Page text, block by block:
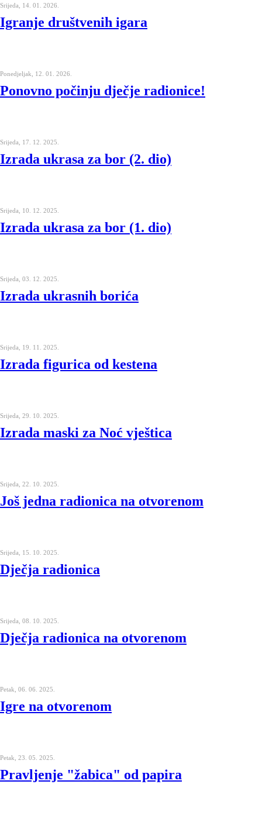
Srijeda, 14. 01. 2026.
Igranje društvenih igara
Ponedjeljak, 12. 01. 2026.
Ponovno počinju dječje radionice!
Srijeda, 17. 12. 2025.
Izrada ukrasa za bor (2. dio)
Srijeda, 10. 12. 2025.
Izrada ukrasa za bor (1. dio)
Srijeda, 03. 12. 2025.
Izrada ukrasnih borića
Srijeda, 19. 11. 2025.
Izrada figurica od kestena
Srijeda, 29. 10. 2025.
Izrada maski za Noć vještica
Srijeda, 22. 10. 2025.
Još jedna radionica na otvorenom
Srijeda, 15. 10. 2025.
Dječja radionica
Srijeda, 08. 10. 2025.
Dječja radionica na otvorenom
Petak, 06. 06. 2025.
Igre na otvorenom
Petak, 23. 05. 2025.
Pravljenje "žabica" od papira